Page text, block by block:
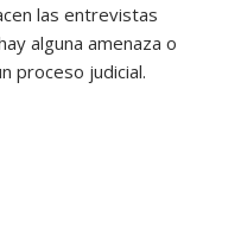
las entrevistas
alguna amenaza o
proceso judicial.